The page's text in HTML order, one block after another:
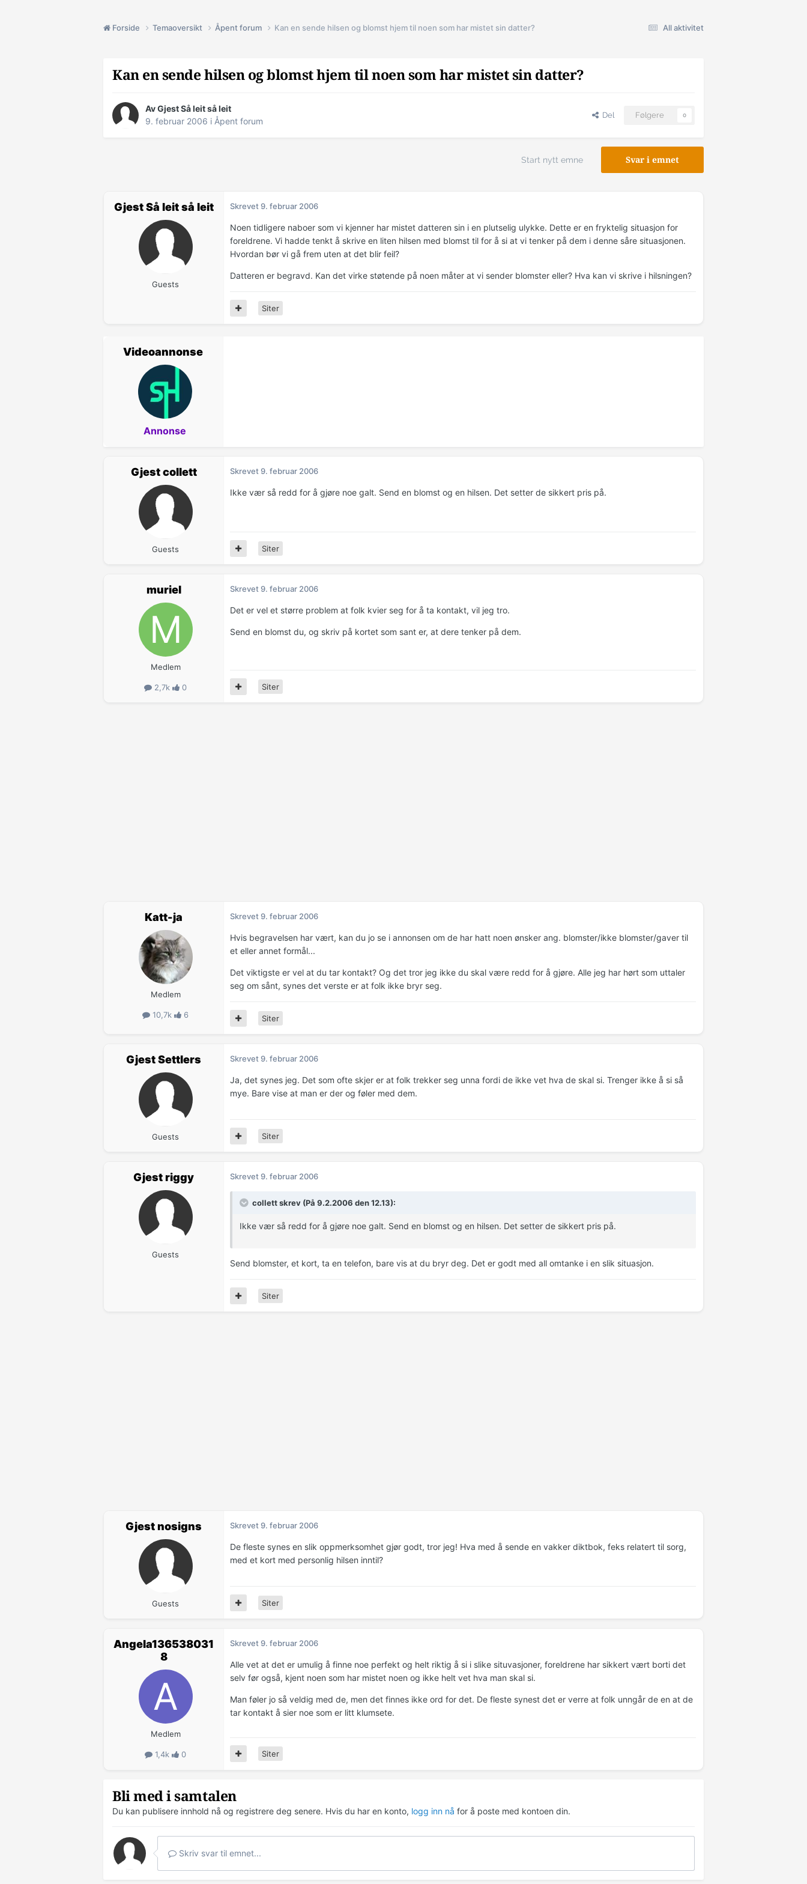
All aktivitet
Forside Temaoversikt Åpent forum Kan en sende hilsen og blomst hjem til noen som har mistet sin datter?
Kan en sende hilsen og blomst hjem til noen som har mistet sin datter?
Av Gjest Så leit så leit
9. februar 2006 i Åpent forum
Del Følgere 0
Svar i emnet
Start nytt emne
Gjest Så leit så leit
Guests
Skrevet9. februar 2006
Noen tidligere naboer som vi kjenner har mistet datteren sin i en plutselig ulykke. Dette er en fryktelig situasjon for
foreldrene. Vi hadde tenkt å skrive en liten hilsen med blomst til for å si at vi tenker på dem i denne såre situasjonen.
Hvordan bør vi gå frem uten at det blir feil?
Datteren er begravd. Kan det virke støtende på noen måter at vi sender blomster eller? Hva kan vi skrive i hilsningen?
Siter
Videoannonse
Annonse
Gjest collett
Guests
Skrevet9. februar 2006
Ikke vær så redd for å gjøre noe galt. Send en blomst og en hilsen. Det setter de sikkert pris på.
Siter
muriel
Medlem
2,7k 0
Skrevet9. februar 2006
Det er vel et større problem at folk kvier seg for å ta kontakt, vil jeg tro.
Send en blomst du, og skriv på kortet som sant er, at dere tenker på dem.
Siter
Katt-ja
Medlem
10,7k 6
Skrevet9. februar 2006
Hvis begravelsen har vært, kan du jo se i annonsen om de har hatt noen ønsker ang. blomster/ikke blomster/gaver til
et eller annet formål...
Det viktigste er vel at du tar kontakt? Og det tror jeg ikke du skal være redd for å gjøre. Alle jeg har hørt som uttaler
seg om sånt, synes det verste er at folk ikke bryr seg.
Siter
Gjest Settlers
Guests
Skrevet9. februar 2006
Ja, det synes jeg. Det som ofte skjer er at folk trekker seg unna fordi de ikke vet hva de skal si. Trenger ikke å si så
mye. Bare vise at man er der og føler med dem.
Siter
Gjest riggy
Guests
Skrevet9. februar 2006
collett skrev (På 9.2.2006 den 12.13):
Ikke vær så redd for å gjøre noe galt. Send en blomst og en hilsen. Det setter de sikkert pris på.
Send blomster, et kort, ta en telefon, bare vis at du bryr deg. Det er godt med all omtanke i en slik situasjon.
Siter
Gjest nosigns
Guests
Skrevet9. februar 2006
De fleste synes en slik oppmerksomhet gjør godt, tror jeg! Hva med å sende en vakker diktbok, feks relatert til sorg,
med et kort med personlig hilsen inntil?
Siter
Angela136538031
8
Medlem
1,4k 0
Skrevet9. februar 2006
Alle vet at det er umulig å finne noe perfekt og helt riktig å si i slike situvasjoner, foreldrene har sikkert vært borti det
selv før også, kjent noen som har mistet noen og ikke helt vet hva man skal si.
Man føler jo så veldig med de, men det finnes ikke ord for det. De fleste synest det er verre at folk unngår de en at de
tar kontakt å sier noe som er litt klumsete.
Siter
Bli med i samtalen
Du kan publisere innhold nå og registrere deg senere. Hvis du har en konto, logg inn nå for å poste med kontoen din.
Skriv svar til emnet...